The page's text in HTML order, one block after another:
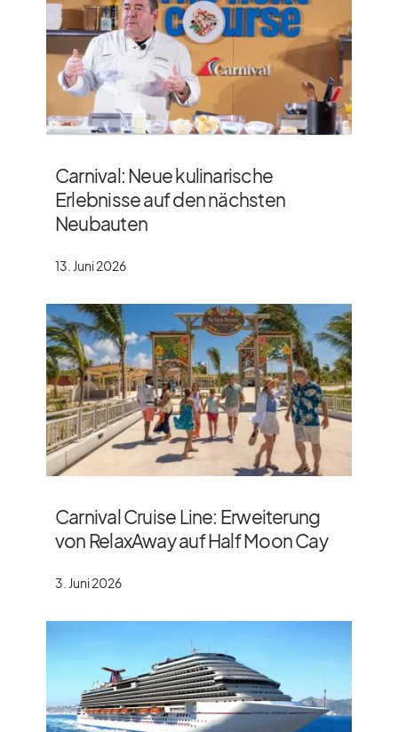
Carnival: Neue kulinarische
Erlebnisse auf den nächsten
Neubauten
13. Juni 2026
Carnival Cruise Line: Erweiterung
von RelaxAway auf Half Moon Cay
3. Juni 2026